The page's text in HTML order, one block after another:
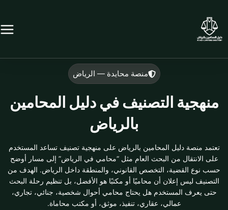
منصة محايدة — الرياض
منهجية التصنيف في دليل المحامين
بالرياض
تعتمد منصة دليل المحامين بالرياض على منهجية تصنيف تساعد المستخدم
على الانتقال من البحث العام مثل “محامي في الرياض” إلى مسار أوضح
حسب نوع القضية، التخصص القانوني، والمنطقة داخل الرياض. الهدف من
التصنيف ليس إعلان أن محاميًا أو مكتبًا هو الأفضل، بل تنظيم رحلة البحث
حتى يعرف المستخدم هل يحتاج محامي أحوال شخصية، جنائي، تجاري،
عمالي، عقاري، تنفيذ، موثق، أو مكتب محاماة.